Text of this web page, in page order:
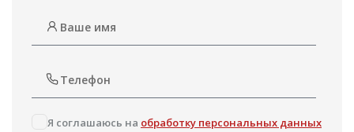
Я соглашаюсь на обработку персональных данных